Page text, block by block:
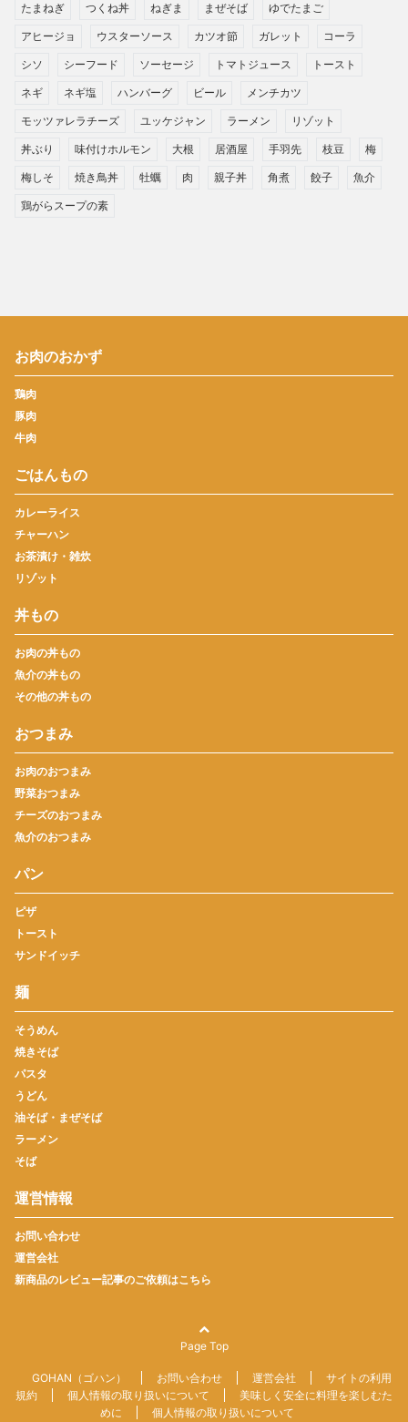
たまねぎ つくね丼 ねぎま まぜそば ゆでたまご
アヒージョ ウスターソース カツオ節 ガレット コーラ
シソ シーフード ソーセージ トマトジュース トースト
ネギ ネギ塩 ハンバーグ ビール メンチカツ
モッツァレラチーズ ユッケジャン ラーメン リゾット
丼ぶり 味付けホルモン 大根 居酒屋 手羽先 枝豆 梅
梅しそ 焼き鳥丼 牡蠣 肉 親子丼 角煮 餃子 魚介
鶏がらスープの素
お肉のおかず
鶏肉
豚肉
牛肉
ごはんもの
カレーライス
チャーハン
お茶漬け・雑炊
リゾット
丼もの
お肉の丼もの
魚介の丼もの
その他の丼もの
おつまみ
お肉のおつまみ
野菜おつまみ
チーズのおつまみ
魚介のおつまみ
パン
ピザ
トースト
サンドイッチ
麺
そうめん
焼きそば
パスタ
うどん
油そば・まぜそば
ラーメン
そば
運営情報
お問い合わせ
運営会社
新商品のレビュー記事のご依頼はこちら
Page Top
GOHAN（ゴハン） お問い合わせ 運営会社
サイトの利用
規約
個人情報の取り扱いについて
美味しく安全に料理を楽しむた
めに
個人情報の取り扱いについて